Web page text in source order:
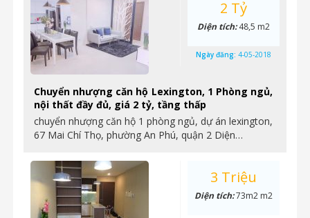
Chuyển nhượng căn hộ Lexington, 1 Phòng ngủ,
nội thất đầy đủ, giá 2 tỷ, tầng thấp
chuyển nhượng căn hộ 1 phòng ngủ, dự án lexington,
67 Mai Chí Thọ, phường An Phú, quận 2 Diện…
2 Tỷ
Diện tích:48,5 m2
Ngày đăng: 4-05-2018
3 Triệu
Diện tích:73m2 m2